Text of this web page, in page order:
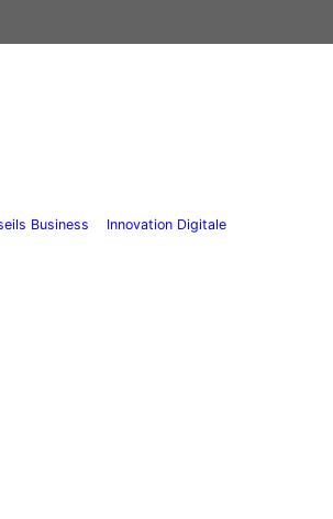
Business Innovation Digitale